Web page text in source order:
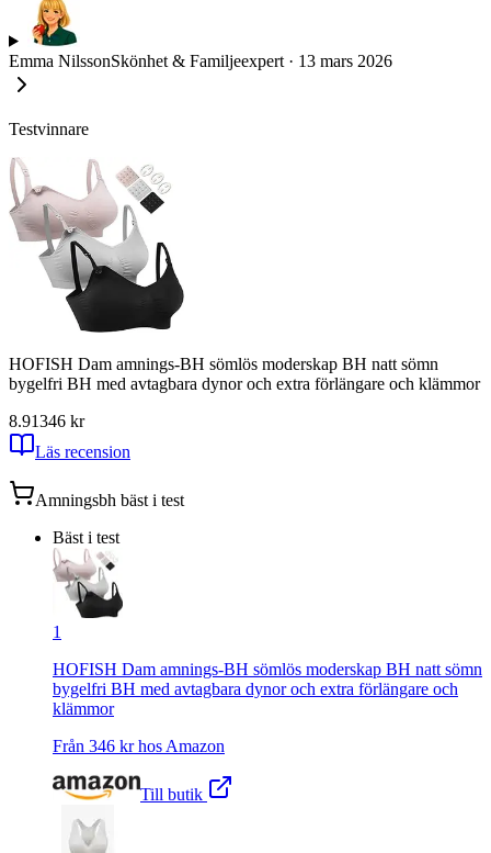
Emma NilssonSkönhet & Familjeexpert · 13 mars 2026
Testvinnare
HOFISH Dam amnings-BH sömlös moderskap BH natt sömn
bygelfri BH med avtagbara dynor och extra förlängare och klämmor
8.91346 kr
Läs recension
Amningsbh bäst i test
Bäst i test
1
HOFISH Dam amnings-BH sömlös moderskap BH natt sömn
bygelfri BH med avtagbara dynor och extra förlängare och
klämmor
Från 346 kr hos Amazon
Till butik